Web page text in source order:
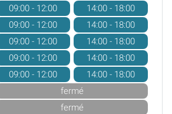
09:00 - 12:00
14:00 - 18:00
09:00 - 12:00
14:00 - 18:00
09:00 - 12:00
14:00 - 18:00
09:00 - 12:00
14:00 - 18:00
09:00 - 12:00
14:00 - 18:00
fermé
fermé